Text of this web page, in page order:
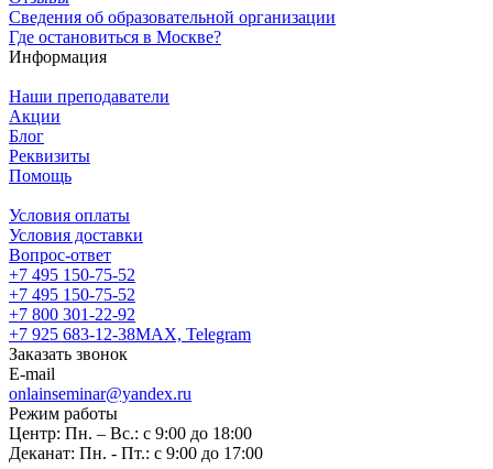
Сведения об образовательной организации
Где остановиться в Москве?
Информация
Наши преподаватели
Акции
Блог
Реквизиты
Помощь
Условия оплаты
Условия доставки
Вопрос-ответ
+7 495 150-75-52
+7 495 150-75-52
+7 800 301-22-92
+7 925 683-12-38MAX, Telegram
Заказать звонок
E-mail
onlainseminar@yandex.ru
Режим работы
Центр: Пн. – Вс.: с 9:00 до 18:00
Деканат: Пн. - Пт.: с 9:00 до 17:00